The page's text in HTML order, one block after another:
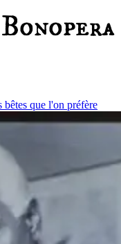
bêtes que l'on préfère